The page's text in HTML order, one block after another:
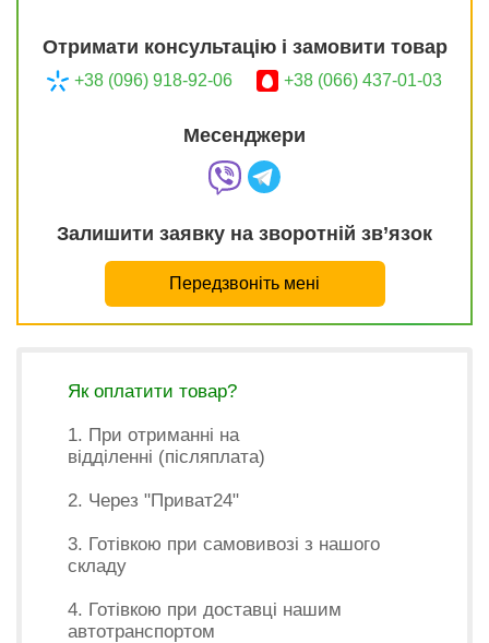
Отримати консультацію і замовити товар
+38 (096) 918-92-06 +38 (066) 437-01-03
Месенджери
Залишити заявку на зворотній зв’язок
Передзвоніть мені
Як оплатити товар?
1. При отриманні на
відділенні (післяплата)
2. Через "Приват24"
3. Готівкою при самовивозі з нашого
складу
4. Готівкою при доставці нашим
автотранспортом